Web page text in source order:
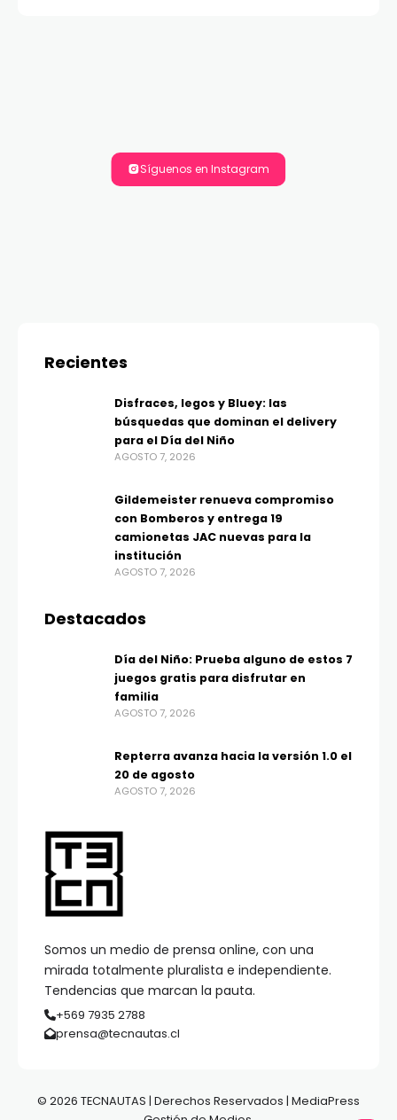
Síguenos en Instagram
Somos un medio de prensa online, con una
mirada totalmente pluralista e independiente.
Tendencias que marcan la pauta.
+569 7935 2788
prensa@tecnautas.cl
Recientes
Disfraces, legos y Bluey: las
búsquedas que dominan el delivery
para el Día del Niño
AGOSTO 7, 2026
Gildemeister renueva compromiso
con Bomberos y entrega 19
camionetas JAC nuevas para la
institución
AGOSTO 7, 2026
Destacados
Día del Niño: Prueba alguno de estos 7
juegos gratis para disfrutar en
familia
AGOSTO 7, 2026
Repterra avanza hacia la versión 1.0 el
20 de agosto
AGOSTO 7, 2026
© 2026 TECNAUTAS | Derechos Reservados | MediaPress